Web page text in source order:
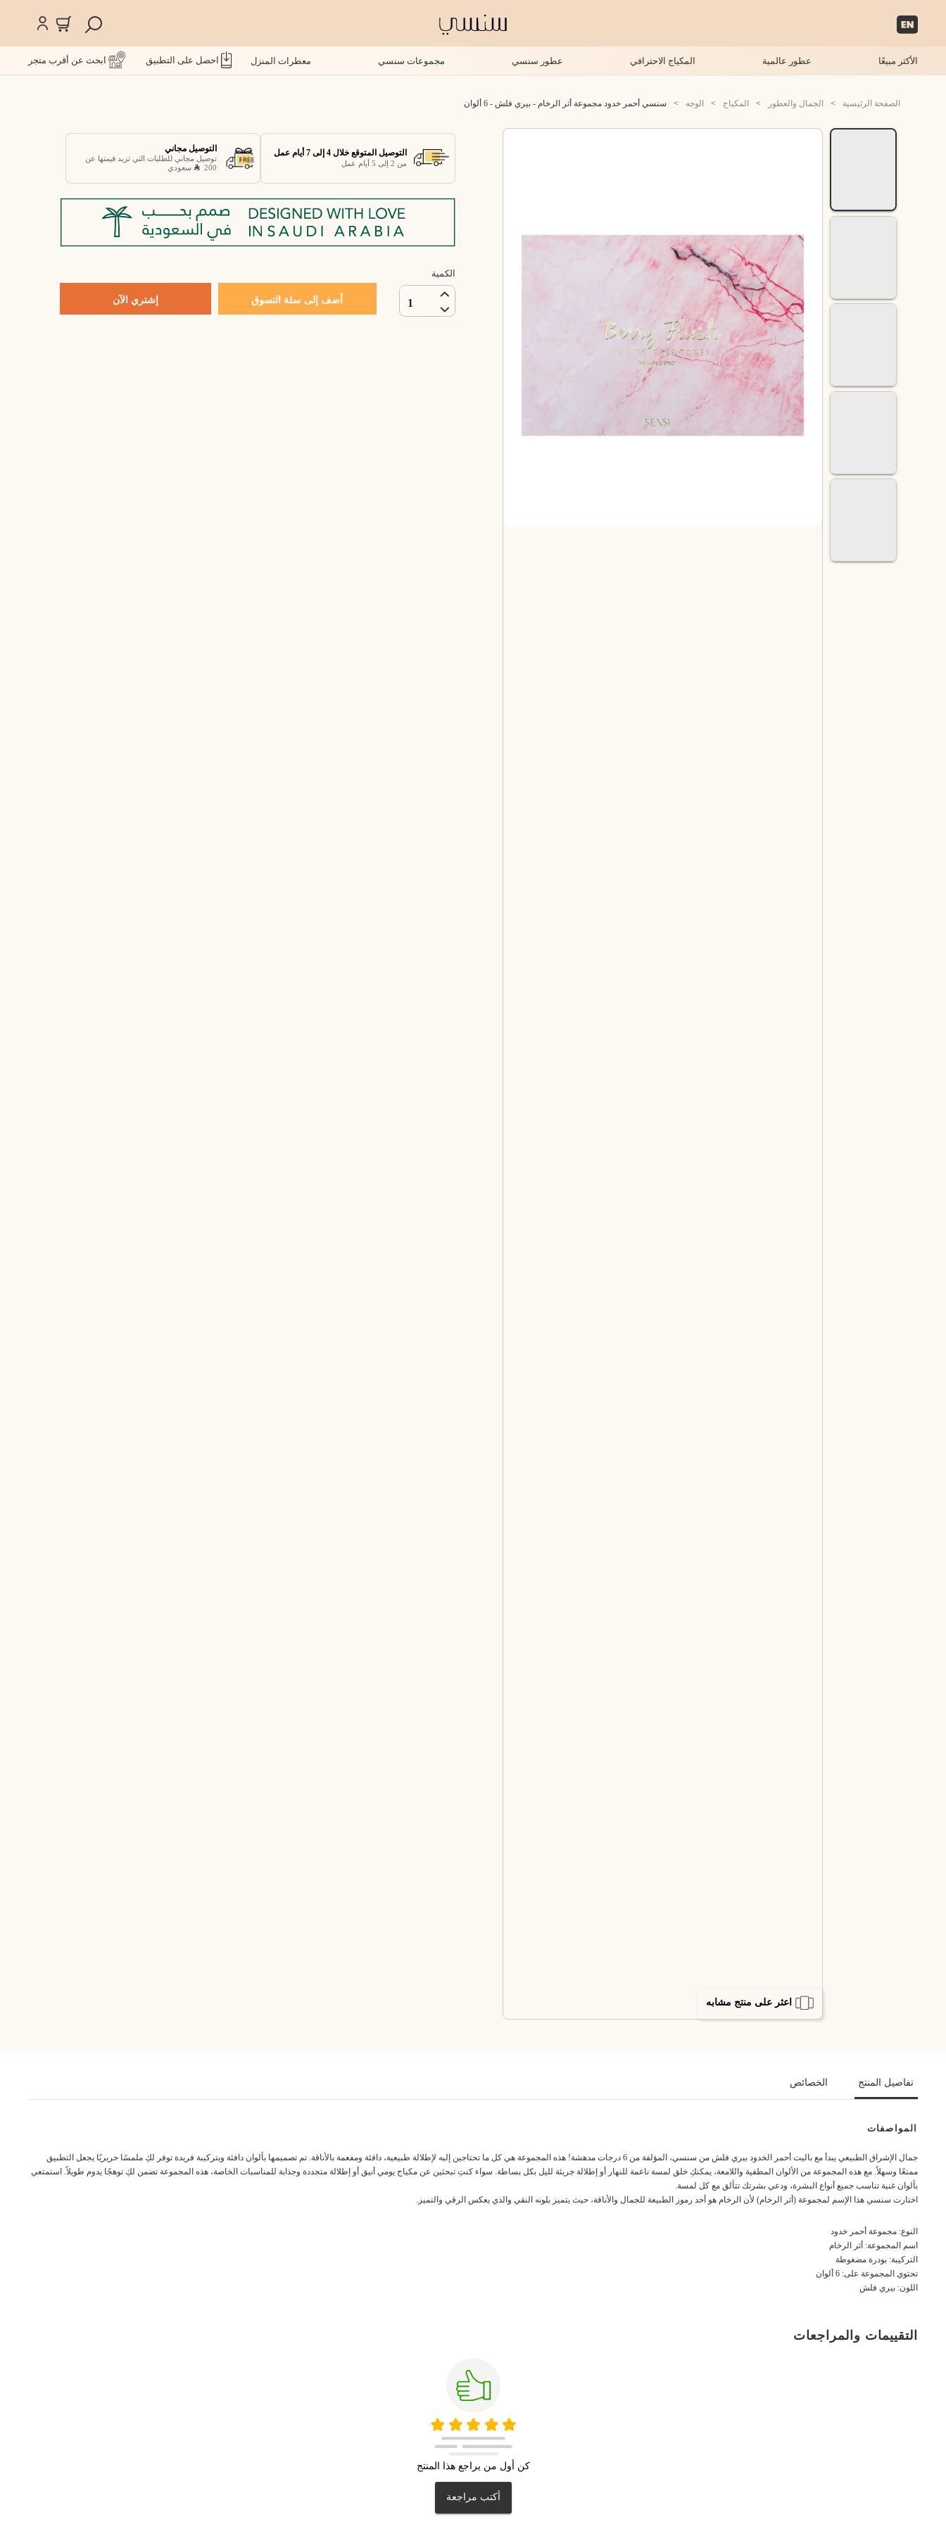
الأكثر مبيعًا عطور عالمية المكياج الاحترافي عطور سنسي مجموعات سنسي معطرات المنزل احصل على التطبيق ابحث عن أقرب متجر
الصفحة الرئيسية > الجمال والعطور > المكياج > الوجه > سنسي أحمر خدود مجموعة أثر الرخام - بيري فلش - 6 ألوان
اعثر على منتج مشابه
التوصيل المتوقع خلال 4 إلى 7 أيام عمل
من 2 إلى 5 أيام عمل
التوصيل مجاني
توصيل مجاني للطلبات التي تزيد قيمتها عن
200
سعودي
الكمية
1 أضف إلى سلة التسوق إشتري الآن
تفاصيل المنتج الخصائص
المواصفات
جمال الإشراق الطبيعي يبدأ مع باليت أحمر الخدود بيري فلش من سنسي، المؤلفة من 6 درجات مدهشة! هذه المجموعة هي كل ما تحتاجين إليه لإطلالة طبيعية، دافئة ومفعمة بالأناقة. تم تصميمها بألوان دافئة وبتركيبة فريدة توفر لكِ ملمسًا حريريًا يجعل التطبيق
ممتعًا وسهلاً. مع هذه المجموعة من الألوان المطفية واللامعة، يمكنكِ خلق لمسة ناعمة للنهار أو إطلالة جريئة لليل بكل بساطة. سواء كنتِ تبحثين عن مكياج يومي أنيق أو إطلالة متجددة وجذابة للمناسبات الخاصة، هذه المجموعة تضمن لكِ توهجًا يدوم طويلاً. استمتعي
بألوان غنية تناسب جميع أنواع البشرة، ودعي بشرتك تتألق مع كل لمسة.
اختارت سنسي هذا الإسم لمجموعة (أثر الرخام) لأن الرخام هو أحد رموز الطبيعة للجمال والأناقة، حيث يتميز بلونه النقي والذي يعكس الرقي والتميز.
النوع: مجموعة أحمر خدود
اسم المجموعة: أثر الرخام
التركيبة: بودرة مضغوطة
تحتوي المجموعة على: 6 ألوان
اللون: بيري فلش
التقييمات والمراجعات
كن أول من يراجع هذا المنتج
أكتب مراجعة